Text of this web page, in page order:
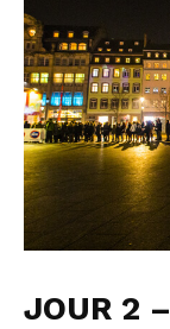
JOUR 2